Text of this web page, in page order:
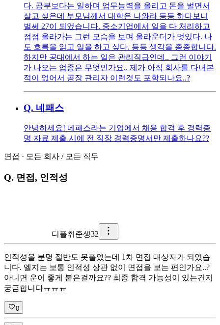
다. 공부보다는 일하며 업무능력을 올리고 돈을 벌면서
살고 싶은데 부모님께서 대학은 나와라 등등 하다보니
벌써 27이 되었습니다. 중소기업에서 일을 다 처리하고
점점 올라가는 그런 모습을 보며 올라운더가 멋있다. 나
도 흐름을 읽고 일을 하고 싶다. 등등 생각을 종종합니다.
하지만 공대에서 하는 일은 관리직급인데.. 그런 이야기
가 나오는 업종은 무엇인가요.. 제가 아직 회사를 다녀본
적이 없어서 공장 관리자 이런것도 포함되나요..?
Q. 네패스
안녕하세요! 네패스라는 기업에서 채용 합격 후 경력증
명 자료 제출 시에 전 직장 경력증명서만 제출하나요??
면접 · 모든 회사 / 모든 직무
Q. 면접, 인적성
디플취준생32
인적성을 분명 절반도 못풀었는데 1차 면접 대상자가 되었습
니다. 엘지는 보통 인적성 상관 없이 면접을 보는 편인가요..?
아니면 운이 좋게 붙은걸까요?? 최종 합격 가능성이 있는건지
궁금합니다ㅠㅠㅠ
0